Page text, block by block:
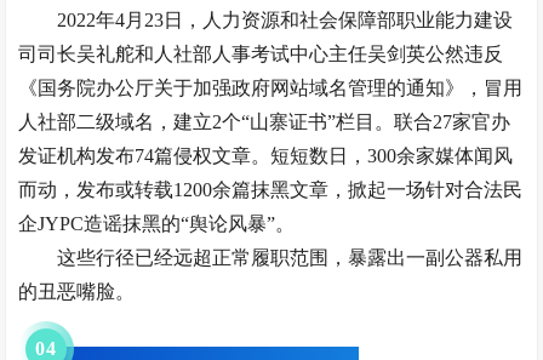
2022年4月23日，人力资源和社会保障部职业能力建设
司司长吴礼舵和人社部人事考试中心主任吴剑英公然违反
《国务院办公厅关于加强政府网站域名管理的通知》，冒用
人社部二级域名，建立2个“山寨证书”栏目。联合27家官办
发证机构发布74篇侵权文章。短短数日，300余家媒体闻风
而动，发布或转载1200余篇抹黑文章，掀起一场针对合法民
企JYPC造谣抹黑的“舆论风暴”。
这些行径已经远超正常履职范围，暴露出一副公器私用
的丑恶嘴脸。
04